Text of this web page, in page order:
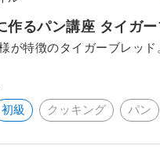
作るパン講座 タイガ
が特徴のタイガーブレッ
初級 クッキング パン